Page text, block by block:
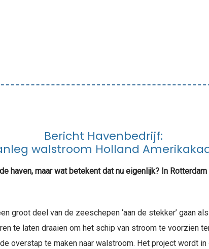
Bericht Havenbedrijf:
walstroom Holland
haven, maar wat betekent dat nu eigenlijk? In
groot deel van de zeeschepen ‘aan de stekker’ gaan
te laten draaien om het schip van stroom te voorzien
overstap te maken naar walstroom. Het project wordt